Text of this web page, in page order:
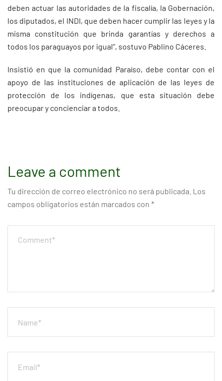
deben actuar las autoridades de la fiscalía, la Gobernación,
los diputados, el INDI, que deben hacer cumplir las leyes y la
misma constitución que brinda garantías y derechos a
todos los paraguayos por igual”, sostuvo Pablino Cáceres.
Insistió en que la comunidad Paraíso, debe contar con el
apoyo de las instituciones de aplicación de las leyes de
protección de los indígenas, que esta situación debe
preocupar y concienciar a todos.
Leave a comment
Tu dirección de correo electrónico no será publicada. Los
campos obligatorios están marcados con *